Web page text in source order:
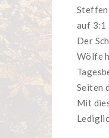
Steffen
auf 3:1
Der
Wölfe
Seiten
Mit